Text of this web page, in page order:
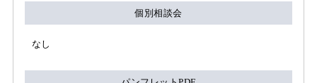
個別相談会
なし